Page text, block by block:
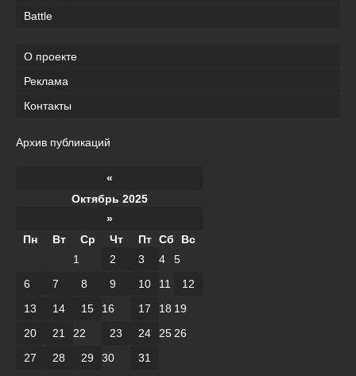
Battle
О проекте
Реклама
Контакты
Архив публикаций
«
Октябрь 2025
»
Пн
Вт Ср Чт Пт Сб
Вс
1
2 3 4
5
6
7 8 9 10 11
12
13
14 15 16 17 18 19
20
21 22 23 24 25 26
27
28 29 30 31